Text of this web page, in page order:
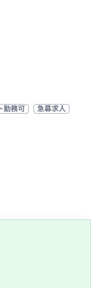
勤務可 急募求人